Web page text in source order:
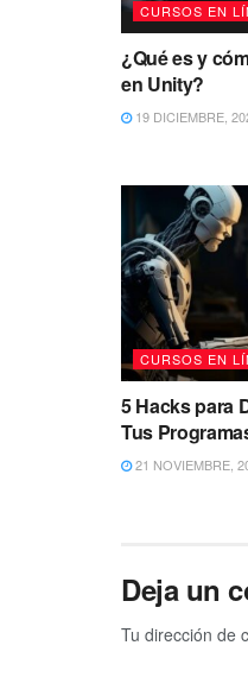
CURSOS EN
¿Qué es y
en Unity?
19 DICIEMBRE,
CURSOS EN
5 Hacks para
Tus
21 NOVIEMBRE,
Deja un
Tu dirección de